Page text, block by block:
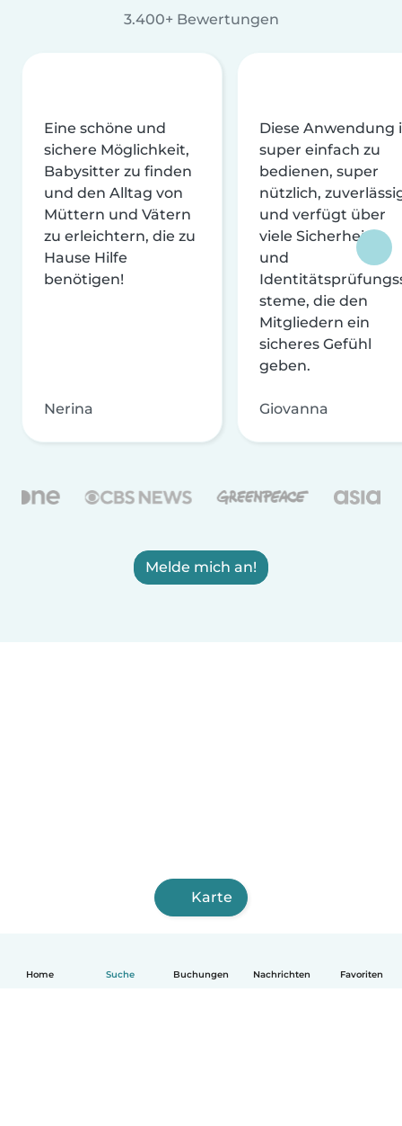
Home Suche Buchungen Nachrichten Favoriten
3.400+ Bewertungen
Eine schöne und
sichere Möglichkeit,
Babysitter zu finden
und den Alltag von
Müttern und Vätern
zu erleichtern, die zu
Hause Hilfe
benötigen!
Nerina
Diese Anwendung
super einfach zu
bedienen, super
nützlich,
und verfügt über
viele Sicherheits-
und
steme, die den
Mitgliedern ein
sicheres Gefühl
geben.
Giovanna
Melde mich an!
Karte